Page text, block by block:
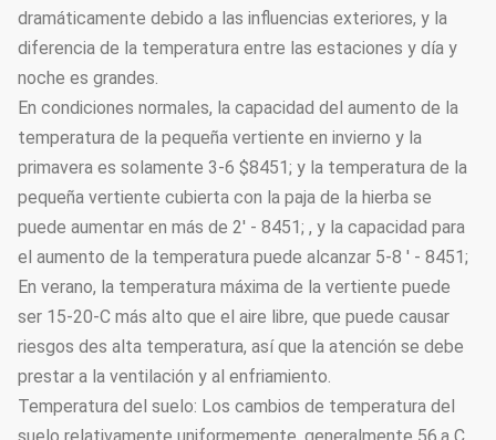
dramáticamente debido a las influencias exteriores, y la
diferencia de la temperatura entre las estaciones y día y
noche es grandes.
En condiciones normales, la capacidad del aumento de la
temperatura de la pequeña vertiente en invierno y la
primavera es solamente 3-6 $8451; y la temperatura de la
pequeña vertiente cubierta con la paja de la hierba se
puede aumentar en más de 2' - 8451; , y la capacidad para
el aumento de la temperatura puede alcanzar 5-8 ' - 8451;
En verano, la temperatura máxima de la vertiente puede
ser 15-20-C más alto que el aire libre, que puede causar
riesgos des alta temperatura, así que la atención se debe
prestar a la ventilación y al enfriamiento.
Temperatura del suelo: Los cambios de temperatura del